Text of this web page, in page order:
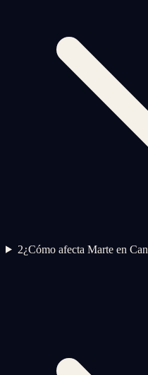
2¿Cómo afecta Marte en